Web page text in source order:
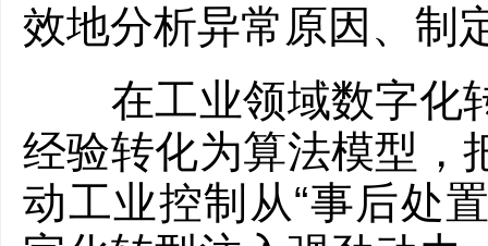
效地分析异常原因、制
在工业领域数字化转
经验转化为算法模型，
动工业控制从“事后处